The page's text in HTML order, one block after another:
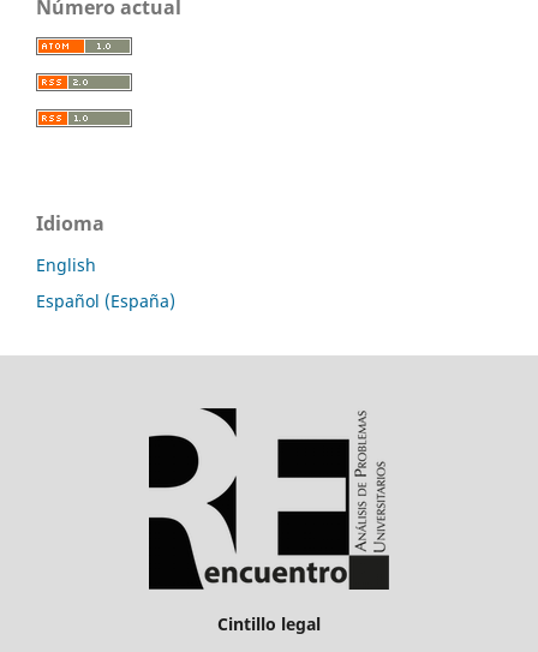
Número actual
Idioma
English
Español (España)
Cintillo legal